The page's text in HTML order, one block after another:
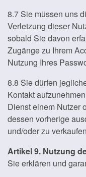
8.7 Sie müssen uns
Verletzung dieser
sobald Sie davon
Zugänge zu Ihrem
Nutzung Ihres
8.8 Sie dürfen
Kontakt
Dienst einem Nutzer
dessen vorherige
und/oder zu
Artikel 9. Nutzung
Sie erklären und